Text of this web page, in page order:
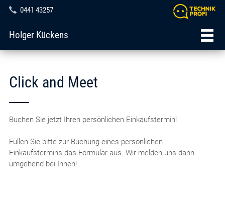
0441 43257
Holger Kückens
Click and Meet
Buchen Sie jetzt Ihren persönlichen Einkaufstermin!
Füllen Sie bitte zur Buchung eines persönlichen
Einkaufstermins das Formular aus. Wir melden uns dann
umgehend bei Ihnen!